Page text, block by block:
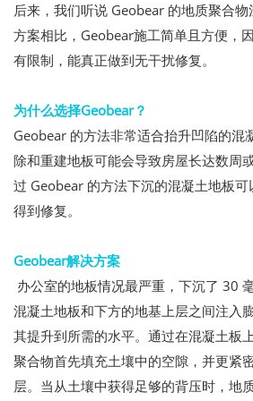
后来，我们听说 Geobear 的地质聚合
方案相比，Geobear施工简单且方便，
有限制，能真正做到无干扰修复。
为什么选择Geobear？
Geobear 的方法非常适合抬升凹陷的混
除和重建地板可能会导致房屋长达数周
过 Geobear 的方法下沉的混凝土地板
得到修复。
Geobear解决方案
办公室的地板情况最严重，下沉了 30
混凝土地板和下方的地基上层之间注入
其提升到所需的水平。通过在混凝土板
聚合物首先填充土壤中的空隙，并更紧
层。当从土壤中获得足够的背压时，地